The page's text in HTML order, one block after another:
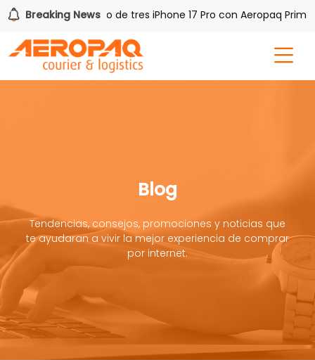
Breaking News
Gana uno de tres iPhone 17 Pro con Aeropaq Prime
Blog
Tendencias, consejos, promociones y noticias que
te ayudaran a vivir la mejor experiencia de comprar
por internet.